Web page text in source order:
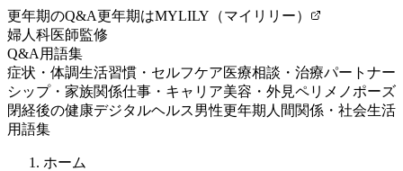
更年期のQ&A更年期はMYLILY（マイリリー）
婦人科医師監修
Q&A 用語集
症状・体調生活習慣・セルフケア医療相談・治療パートナー
シップ・家族関係仕事・キャリア美容・外見ペリメノポーズ
閉経後の健康デジタルヘルス男性更年期 人間関係・社会生活
用語集
ホーム